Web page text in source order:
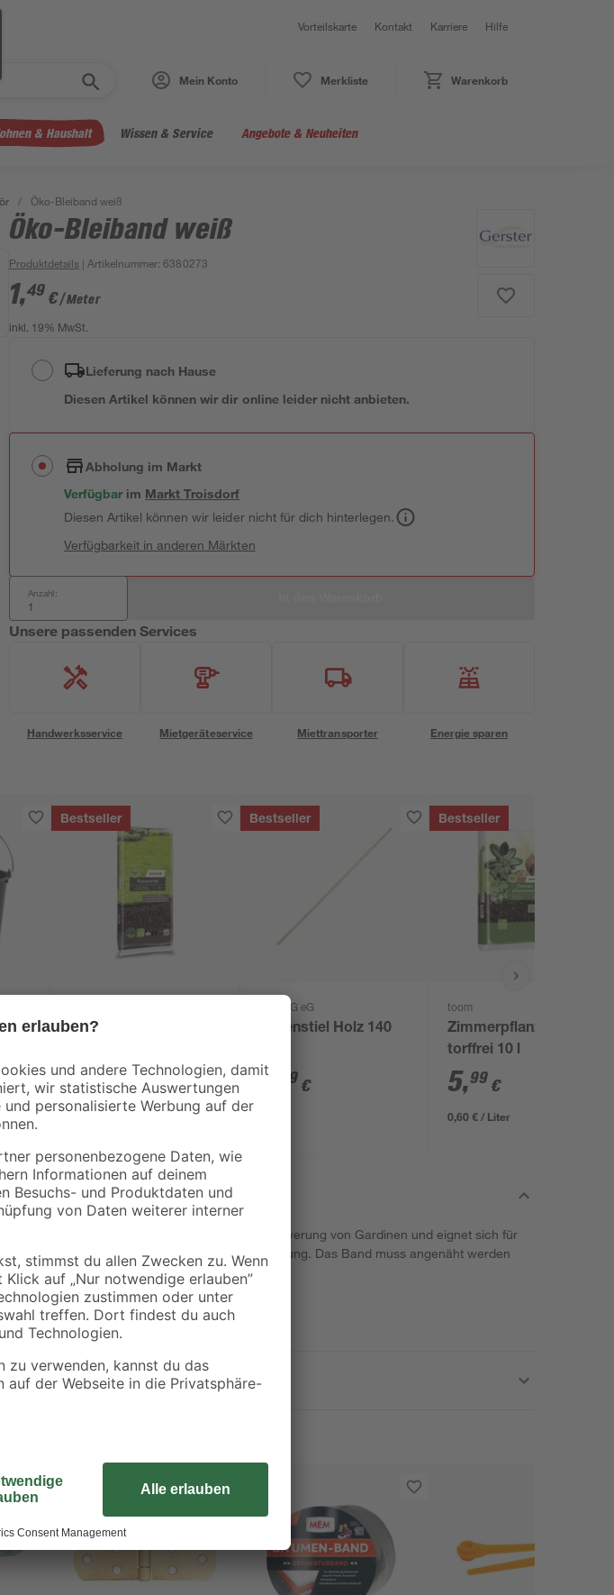
Vorteilskarte Kontakt Karriere Hilfe
Mein Konto Merkliste Warenkorb
& Haushalt Wissen & Service Angebote & Neuheiten
/ Öko-Bleiband weiß
Öko-Bleiband weiß
Produktdetails | Artikelnummer:6380273
1,49 €/ Meter
inkl. 19% MwSt.
Lieferung nach Hause
Diesen Artikel können wir dir online leider nicht anbieten.
Abholung im Markt
Verfügbar im MarktTroisdorf
Diesen Artikel können wir leider nicht für dich hinterlegen.
Verfügbarkeit in anderen Märkten
Anzahl:
Unsere passenden Services
Handwerksservice Mietgeräteservice Miettransporter Energie sparen
Bestseller
Rasenerde torffrei 40 l
10,99€
0,27 € / Liter
Bestseller
BÜMAG eG
Besenstiel Holz 140
5 79 €
Bestseller
toom
Zimmerpflanzenerde
torffrei 10 l
5,99 €
0,60 € / Liter
Das Öko-Bleiband von Gerster dient der Beschwerung von Gardinen und eignet sich für
alle Stoffe. Es entspricht der EU-Reach Verordnung. Das Band muss angenäht werden
und sorgt für einen schhönen Fall der Gardine.